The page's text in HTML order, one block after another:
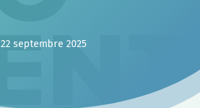
22 septembre 2025